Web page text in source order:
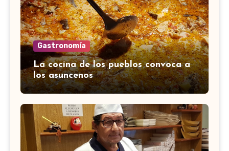
Gastronomía
La cocina de los pueblos convoca a
los asuncenos